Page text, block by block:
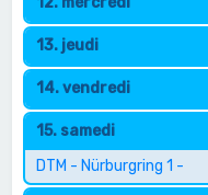
13. jeudi
14. vendredi
15. samedi
DTM - Nürburgring 1 -